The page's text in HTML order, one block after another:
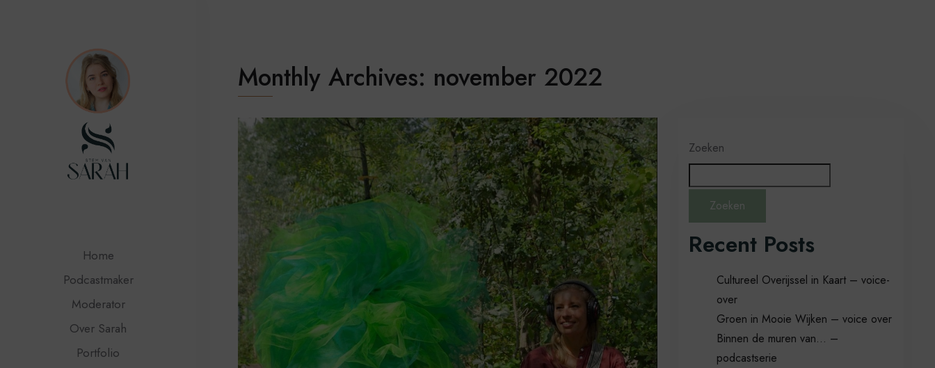
Home
Podcastmaker
Moderator
Over Sarah
Portfolio
Monthly Archives: november 2022
Zoeken
Zoeken
Recent Posts
Cultureel Overijssel in Kaart – voice-
over
Groen in Mooie Wijken – voice over
Binnen de muren van… –
podcastserie